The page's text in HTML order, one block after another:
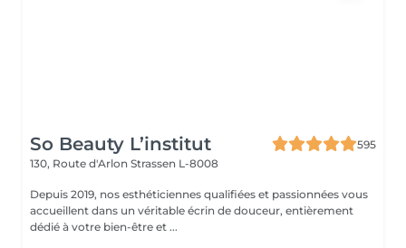
So Beauty L’institut
595
130, Route d'Arlon Strassen L-8008
Depuis 2019, nos esthéticiennes qualifiées et passionnées vous
accueillent dans un véritable écrin de douceur, entièrement
dédié à votre bien-être et ...